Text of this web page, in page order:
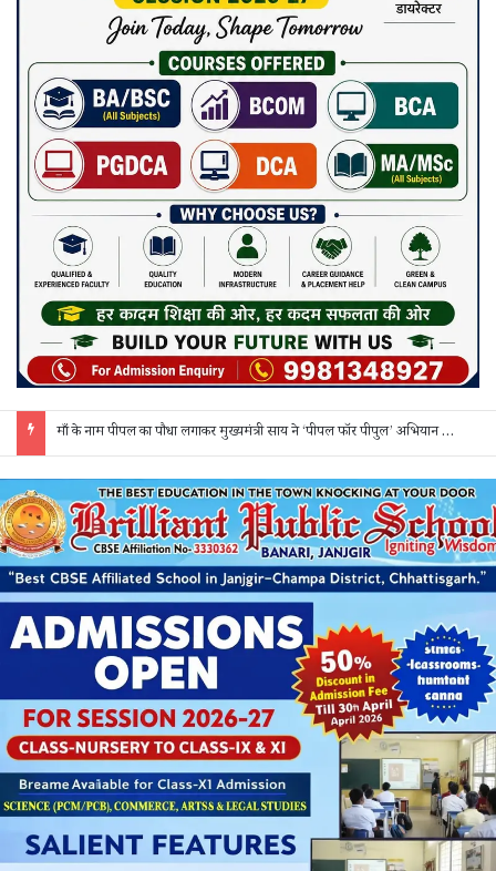
साय कैबिनेट के 7 बड़े फैसले: 500 करोड़ के AI मिशन, BEML प्लांट समेत कई अहम प्रस्तावों को मंजूरी